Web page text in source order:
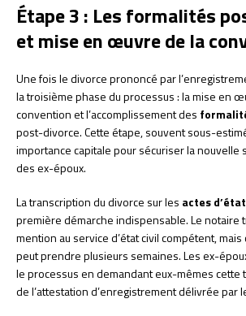
Étape 3 : Les formalités
et mise en œuvre de la
Une fois le divorce prononcé par
la troisième phase du processus : la mise en
convention et l’accomplissement des
post-divorce. Cette étape, souvent sous-
importance capitale pour sécuriser la nouvelle
des ex-époux.
La transcription du divorce sur les actes
première démarche indispensable. Le notaire
mention au service d’état civil compétent,
peut prendre plusieurs semaines. Les ex-
le processus en demandant eux-mêmes cette
de l’attestation d’enregistrement délivrée par